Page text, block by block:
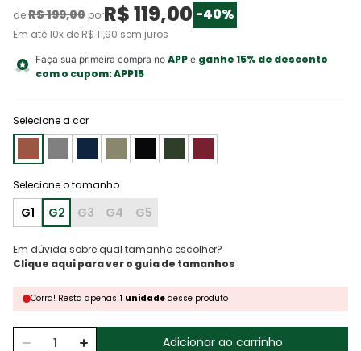
deR$199,00 porR$119,00 -40%
Em até10x de R$ 11,90 sem juros
Faça sua primeira compra no APPe ganhe 15% de desconto
com o cupom:APP15
Selecione a cor
G1 G2 G3 G4 G5
Em dúvida sobre qual tamanho escolher?
Corra! Resta apenas 1 unidade desse produto
Adicionar ao carrinho